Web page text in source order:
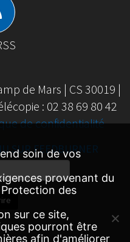
de Mars | CS 30019 |
: 02 38 69 80 42
de confidentialité
SUR FEEDBURNER
soin de vos
provenant du
des
sur ce site,
pourront être
afin d'améliorer